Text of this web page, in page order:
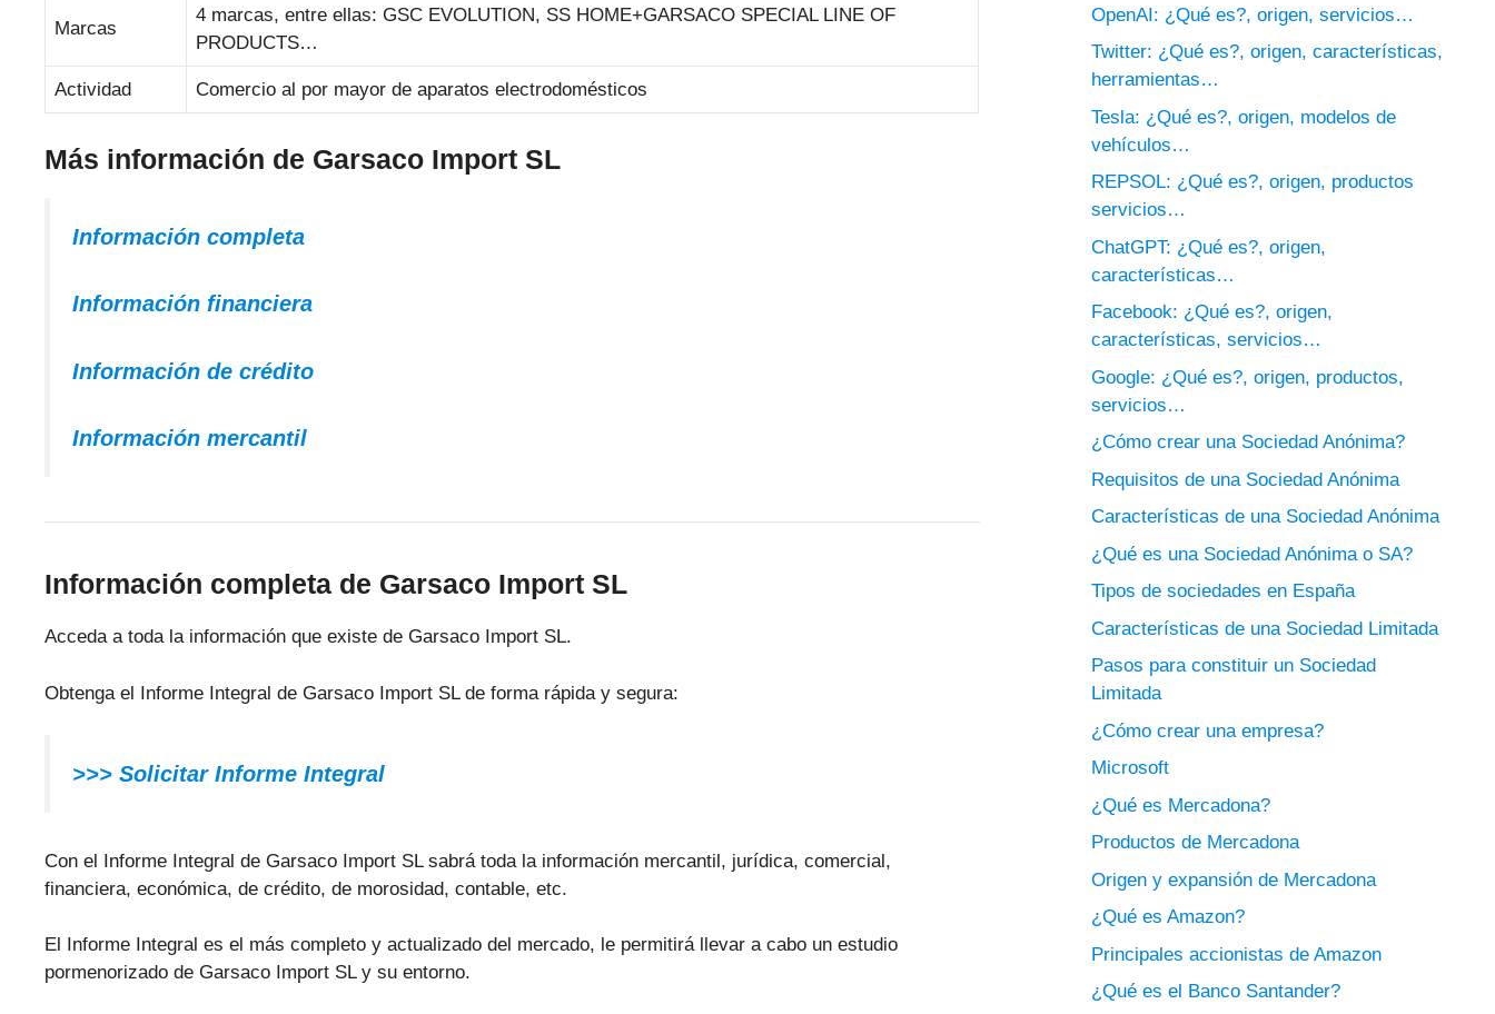
Marcas
4 marcas, entre ellas: GSC EVOLUTION, SS HOME+GARSACO SPECIAL LINE OF
PRODUCTS…
Actividad Comercio al por mayor de aparatos electrodomésticos
Más información de Garsaco Import SL
Información completa
Información financiera
Información de crédito
Información mercantil
Información completa de Garsaco Import SL
Acceda a toda la información que existe de Garsaco Import SL.
Obtenga el Informe Integral de Garsaco Import SL de forma rápida y segura:
>>> Solicitar Informe Integral
Con el Informe Integral de Garsaco Import SL sabrá toda la información mercantil, jurídica, comercial,
financiera, económica, de crédito, de morosidad, contable, etc.
El Informe Integral es el más completo y actualizado del mercado, le permitirá llevar a cabo un estudio
pormenorizado de Garsaco Import SL y su entorno.
OpenAI: ¿Qué es?, origen, servicios…
Twitter: ¿Qué es?, origen, características,
herramientas…
Tesla: ¿Qué es?, origen, modelos de
vehículos…
REPSOL: ¿Qué es?, origen, productos
servicios…
ChatGPT: ¿Qué es?, origen,
características…
Facebook: ¿Qué es?, origen,
características, servicios…
Google: ¿Qué es?, origen, productos,
servicios…
¿Cómo crear una Sociedad Anónima?
Requisitos de una Sociedad Anónima
Características de una Sociedad Anónima
¿Qué es una Sociedad Anónima o SA?
Tipos de sociedades en España
Características de una Sociedad Limitada
Pasos para constituir un Sociedad
Limitada
¿Cómo crear una empresa?
Microsoft
¿Qué es Mercadona?
Productos de Mercadona
Origen y expansión de Mercadona
¿Qué es Amazon?
Principales accionistas de Amazon
¿Qué es el Banco Santander?